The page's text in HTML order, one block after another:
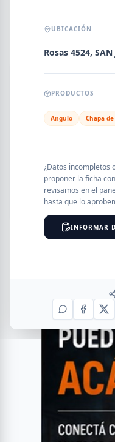
NOMBRE
SEGMENTO
PROVINCIA
UBICACIÓN
Rosas 4524, SAN
PRODUCTOS
Angulo Chapa
¿Datos incompletos
proponer la ficha
revisamos en el
hasta que lo
INFORMAR